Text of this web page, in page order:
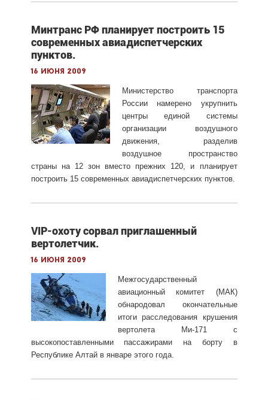
Минтранс РФ планирует построить 15
современных авиадиспетчерских
пунктов.
16 июня 2009
Министерство транспорта
России намерено укрупнить
центры единой системы
организации воздушного
движения, разделив
воздушное пространство
страны на 12 зон вместо прежних 120, и планирует
построить 15 современных авиадиспетчерских пунктов.
VIP-охоту сорвал приглашенный
вертолетчик.
16 июня 2009
Межгосударственный
авиационный комитет (МАК)
обнародовал окончательные
итоги расследования крушения
вертолета Ми-171 с
высокопоставленными пассажирами на борту в
Республике Алтай в январе этого года.